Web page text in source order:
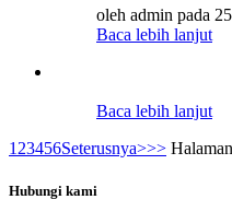
oleh admin pada
Baca lebih lanjut
Baca lebih lanjut
1 23456Seterusnya>>>
Hubungi kami